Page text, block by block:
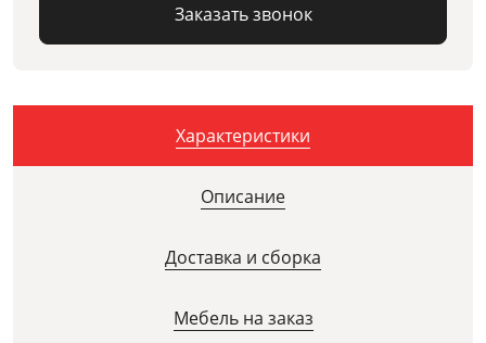
Заказать звонок
Характеристики
Описание
Доставка и сборка
Мебель на заказ